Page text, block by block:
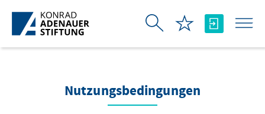
Skip to Main Content
Nutzungsbedingungen